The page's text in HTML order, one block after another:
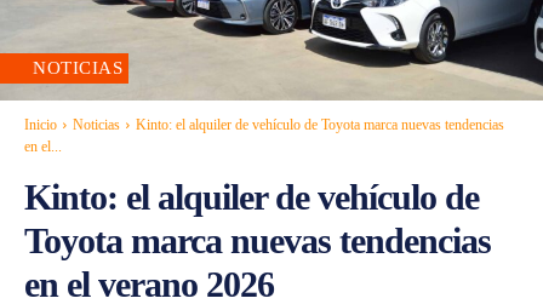
NOTICIAS
Inicio Noticias
Kinto: el alquiler de vehículo de Toyota marca nuevas tendencias
en el...
Kinto: el alquiler de vehículo de
Toyota marca nuevas tendencias
en el verano 2026